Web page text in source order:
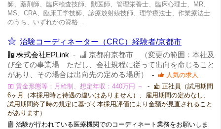
師、薬剤師、臨床検査技師、獣医師、管理栄養士、臨床心理士、MR、
MS、CRA、臨床工学技師、診療放射線技師、理学療法士、作業療法士
のうち、いずれかの資格...
治験コーディネーター（CRC）経験者/京都市
株式会社EPLink -
京都府京都市 （変更の範囲：本社及
び全ての事業場 ただし、会社規程に従って出向を命じること
があり、その場合は出向先の定める場所）
-
人気の求人
賃金形態等：月給制、想定年収：440万円 ～
-
正社員（試用期間
6ヶ月（本採用時と待遇の違いはありません）、雇用期間の定めなし、
試用期間終了時の規定に基づく本採用評価により金額が見直されること
があります）
治験が行われている医療機関でのコーディネート業務をお願いしま